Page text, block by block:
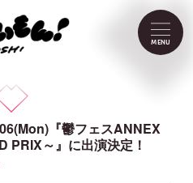
MENU
『鬱フェスANNEX
PRIX～』に出演決定！